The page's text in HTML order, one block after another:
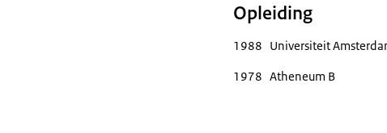
Opleiding
1988 Universiteit
1978 Atheneum B